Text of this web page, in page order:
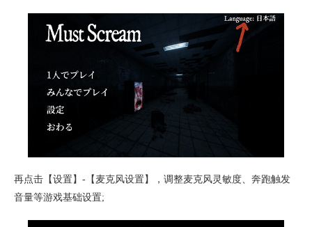
再点击【设置】-【麦克风设置】，调整麦克风灵敏度、奔跑触发
音量等游戏基础设置;